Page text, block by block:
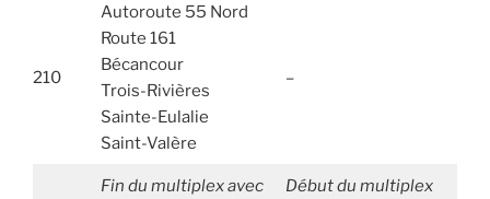
210
Autoroute 55 Nord
Route 161
Bécancour
Trois-Rivières
Sainte-Eulalie
Saint-Valère
–
Fin du multiplex avec
Début du multiplex